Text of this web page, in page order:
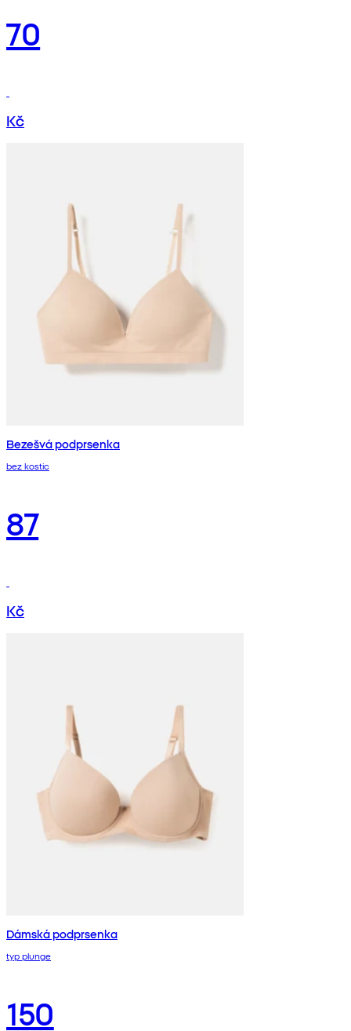
70
Kč
Bezešvá podprsenka
bez kostic
87
Kč
Dámská podprsenka
typ plunge
150